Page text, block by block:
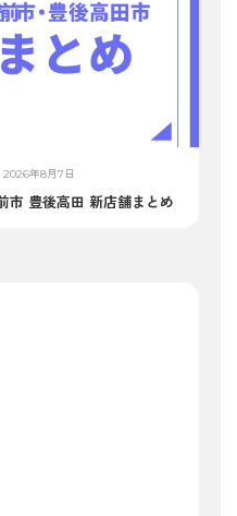
2026年8月7日
豊後高田 新店舗まとめ